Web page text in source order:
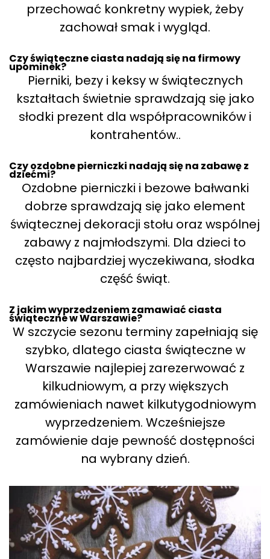
przechować konkretny wypiek, żeby
zachował smak i wygląd.
Czy świąteczne ciasta nadają się na firmowy
upominek?
Pierniki, bezy i keksy w świątecznych
kształtach świetnie sprawdzają się jako
słodki prezent dla współpracowników i
kontrahentów..
Czy ozdobne pierniczki nadają się na zabawę z
dziećmi?
Ozdobne pierniczki i bezowe bałwanki
dobrze sprawdzają się jako element
świątecznej dekoracji stołu oraz wspólnej
zabawy z najmłodszymi. Dla dzieci to
często najbardziej wyczekiwana, słodka
część świąt.
Z jakim wyprzedzeniem zamawiać ciasta
świąteczne w Warszawie?
W szczycie sezonu terminy zapełniają się
szybko, dlatego ciasta świąteczne w
Warszawie najlepiej zarezerwować z
kilkudniowym, a przy większych
zamówieniach nawet kilkutygodniowym
wyprzedzeniem. Wcześniejsze
zamówienie daje pewność dostępności
na wybrany dzień.